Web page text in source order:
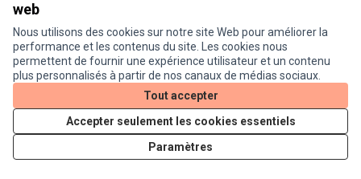
web
Nous utilisons des cookies sur notre site Web pour améliorer la
performance et les contenus du site. Les cookies nous
permettent de fournir une expérience utilisateur et un contenu
plus personnalisés à partir de nos canaux de médias sociaux.
Tout accepter
Accepter seulement les cookies essentiels
Paramètres